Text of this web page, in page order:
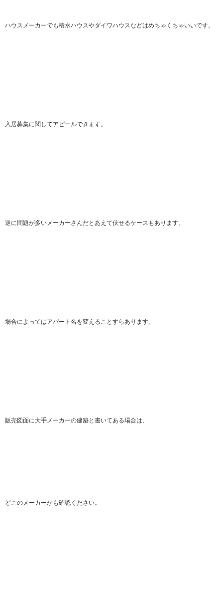
ハウスメーカーでも積水ハウスやダイワハウスなどはめちゃくちゃいいです。
入居募集に関してアピールできます。
逆に問題が多いメーカーさんだとあえて伏せるケースもあります。
場合によってはアパート名を変えることすらあります。
販売図面に大手メーカーの建築と書いてある場合は、
どこのメーカーかも確認ください。